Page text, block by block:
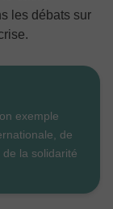
les débats sur
exemple
de
de la solidarité